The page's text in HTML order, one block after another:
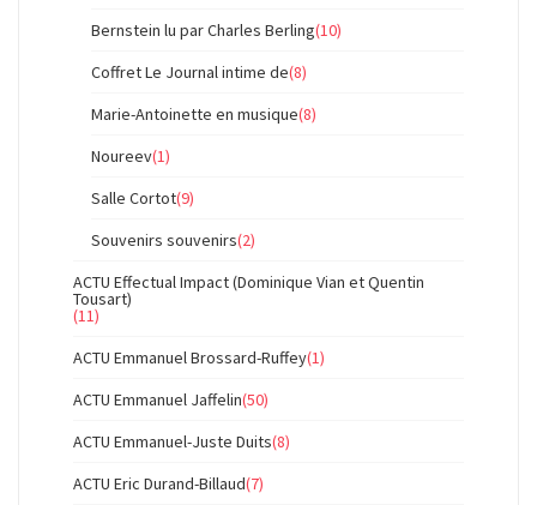
Bernstein lu par Charles Berling(10)
Coffret Le Journal intime de(8)
Marie-Antoinette en musique(8)
Noureev(1)
Salle Cortot(9)
Souvenirs souvenirs(2)
ACTU Effectual Impact (Dominique Vian et Quentin
Tousart)
(11)
ACTU Emmanuel Brossard-Ruffey(1)
ACTU Emmanuel Jaffelin(50)
ACTU Emmanuel-Juste Duits(8)
ACTU Eric Durand-Billaud(7)